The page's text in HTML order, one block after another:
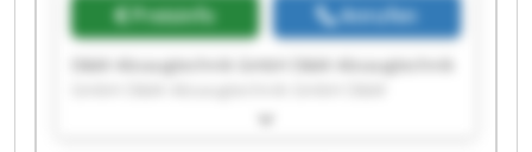
Preisinfo Anrufen
D&M Absaugtechnik GmbH D&M Absaugtechnik
Absaugtechnik GmbH D&M Absaugtechnik